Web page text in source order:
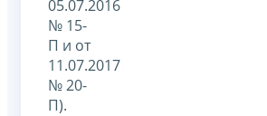
05.07.2016
№ 15-
П и от
11.07.2017
№ 20-
П).